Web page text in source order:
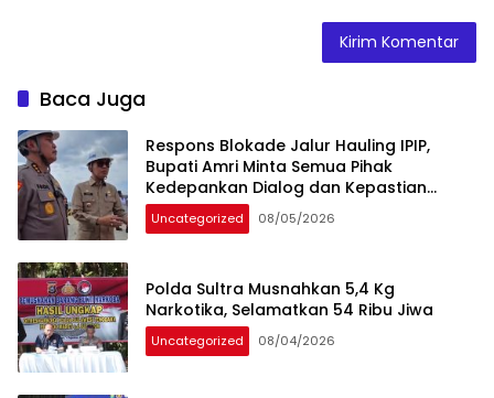
Baca Juga
Respons Blokade Jalur Hauling IPIP,
Bupati Amri Minta Semua Pihak
Kedepankan Dialog dan Kepastian
Hukum
Uncategorized 08/05/2026
Polda Sultra Musnahkan 5,4 Kg
Narkotika, Selamatkan 54 Ribu Jiwa
Uncategorized 08/04/2026